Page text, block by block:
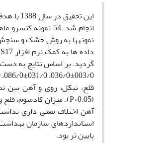
این
انجام شد. 54
قلع، نیکل، روی و آهن بین
پایین تر بود.